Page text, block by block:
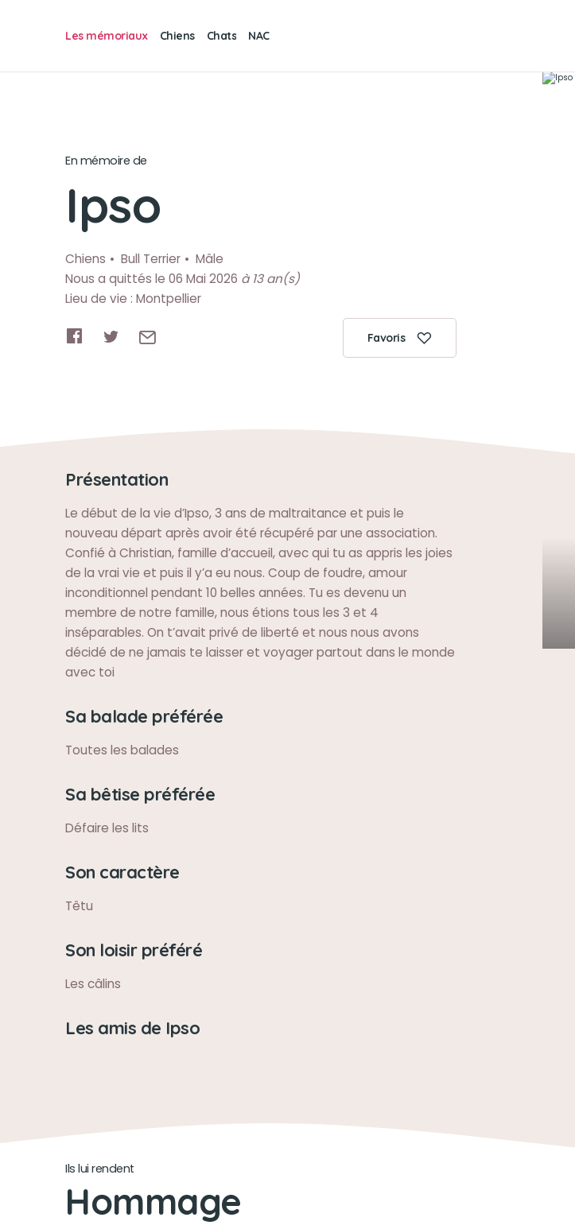
Les mémoriaux Chiens Chats NAC
En mémoire de
Ipso
Chiens Bull Terrier
Mâle
Nous a quittés le 06 Mai 2026 à 13 an(s)
Lieu de vie : Montpellier
Favoris
Présentation
Le début de la vie d’Ipso, 3 ans de maltraitance et puis le
nouveau départ après avoir été récupéré par une association.
Confié à Christian, famille d’accueil, avec qui tu as appris les joies
de la vrai vie et puis il y’a eu nous. Coup de foudre, amour
inconditionnel pendant 10 belles années. Tu es devenu un
membre de notre famille, nous étions tous les 3 et 4
inséparables. On t’avait privé de liberté et nous nous avons
décidé de ne jamais te laisser et voyager partout dans le monde
avec toi
Sa balade préférée
Toutes les balades
Sa bêtise préférée
Défaire les lits
Son caractère
Têtu
Son loisir préféré
Les câlins
Les amis de Ipso
Ils lui rendent
Hommage